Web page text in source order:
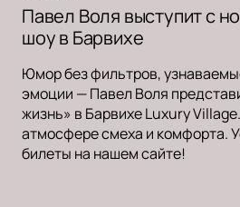
Павел Воля выступит с
шоу в Барвихе
Юмор без фильтров,
эмоции — Павел Воля
жизнь» в Барвихе Luxury
атмосфере смеха и комфорта.
билеты на нашем сайте!